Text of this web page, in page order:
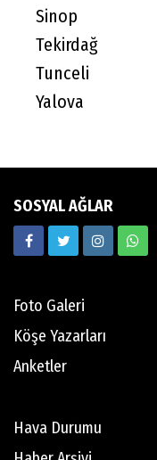
Sinop
Tekirdağ
Tunceli
Yalova
SOSYAL AĞLAR
Foto Galeri
Köşe Yazarları
Anketler
Hava Durumu